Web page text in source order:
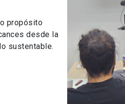
propósito
desde la
sustentable.